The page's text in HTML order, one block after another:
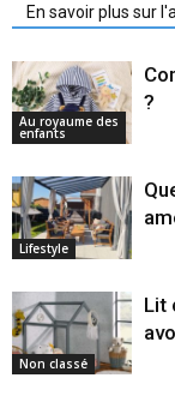
En savoir plus sur
Au royaume des
enfants
?
Lifestyle
Non classé
Lit